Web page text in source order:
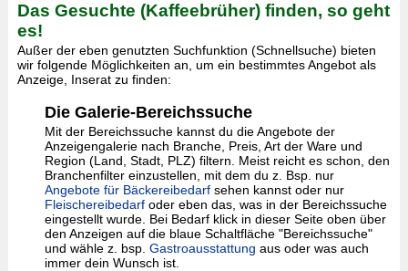
Das Gesuchte (Kaffeebrüher) finden, so geht
es!
Außer der eben genutzten Suchfunktion (Schnellsuche) bieten
wir folgende Möglichkeiten an, um ein bestimmtes Angebot als
Anzeige, Inserat zu finden:
Die Galerie-Bereichssuche
Mit der Bereichssuche kannst du die Angebote der
Anzeigengalerie nach Branche, Preis, Art der Ware und
Region (Land, Stadt, PLZ) filtern. Meist reicht es schon, den
Branchenfilter einzustellen, mit dem du z. Bsp. nur
Angebote für Bäckereibedarfsehen kannst oder nur
Fleischereibedarfoder eben das, was in der Bereichssuche
eingestellt wurde. Bei Bedarf klick in dieser Seite oben über
den Anzeigen auf die blaue Schaltfläche "Bereichssuche"
und wähle z. bsp. Gastroausstattung aus oder was auch
immer dein Wunsch ist.